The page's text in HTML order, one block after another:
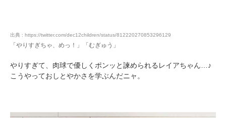
出典 : https://twitter.com/dec12children/status/812220270853296129
「やりすぎちゃ、めっ！」「むぎゅう」
やりすぎて、肉球で優しくポンッと諫められるレイアちゃん…♪
こうやっておしとやかさを学ぶんだニャ。